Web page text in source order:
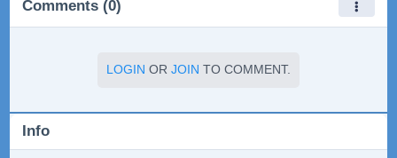
Comments (0)
LOGIN OR JOIN TO COMMENT.
Info